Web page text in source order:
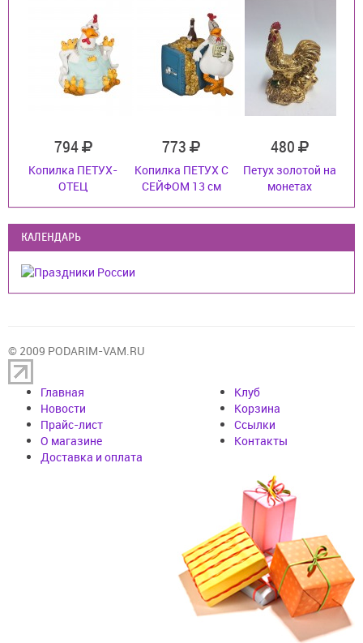
794
Копилка ПЕТУХ-
ОТЕЦ
773
Копилка ПЕТУХ С
СЕЙФОМ 13 см
480
Петух золотой на
монетах
КАЛЕНДАРЬ
© 2009 PODARIM-VAM.RU
Главная
Новости
Прайс-лист
О магазине
Доставка и оплата
Клуб
Корзина
Cсылки
Контакты